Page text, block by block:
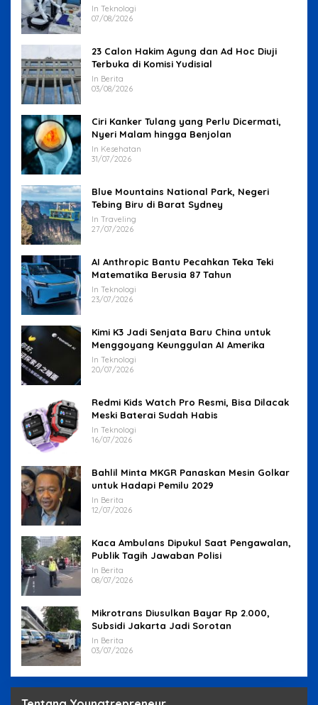
In Teknologi
07/08/2026
23 Calon Hakim Agung dan Ad Hoc Diuji
Terbuka di Komisi Yudisial
In Berita
03/08/2026
Ciri Kanker Tulang yang Perlu Dicermati,
Nyeri Malam hingga Benjolan
In Kesehatan
31/07/2026
Blue Mountains National Park, Negeri
Tebing Biru di Barat Sydney
In Traveling
27/07/2026
AI Anthropic Bantu Pecahkan Teka Teki
Matematika Berusia 87 Tahun
In Teknologi
23/07/2026
Kimi K3 Jadi Senjata Baru China untuk
Menggoyang Keunggulan AI Amerika
In Teknologi
20/07/2026
Redmi Kids Watch Pro Resmi, Bisa Dilacak
Meski Baterai Sudah Habis
In Teknologi
16/07/2026
Bahlil Minta MKGR Panaskan Mesin Golkar
untuk Hadapi Pemilu 2029
In Berita
12/07/2026
Kaca Ambulans Dipukul Saat Pengawalan,
Publik Tagih Jawaban Polisi
In Berita
08/07/2026
Mikrotrans Diusulkan Bayar Rp 2.000,
Subsidi Jakarta Jadi Sorotan
In Berita
03/07/2026